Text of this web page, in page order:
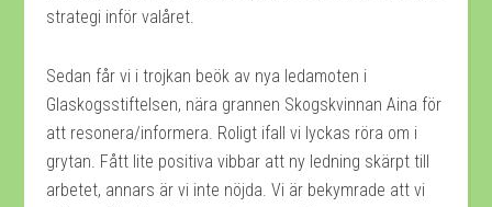
strategi inför valåret.
Sedan får vi i trojkan beök av nya ledamoten i
Glaskogsstiftelsen, nära grannen Skogskvinnan Aina för
att resonera/informera. Roligt ifall vi lyckas röra om i
grytan. Fått lite positiva vibbar att ny ledning skärpt till
arbetet, annars är vi inte nöjda. Vi är bekymrade att vi